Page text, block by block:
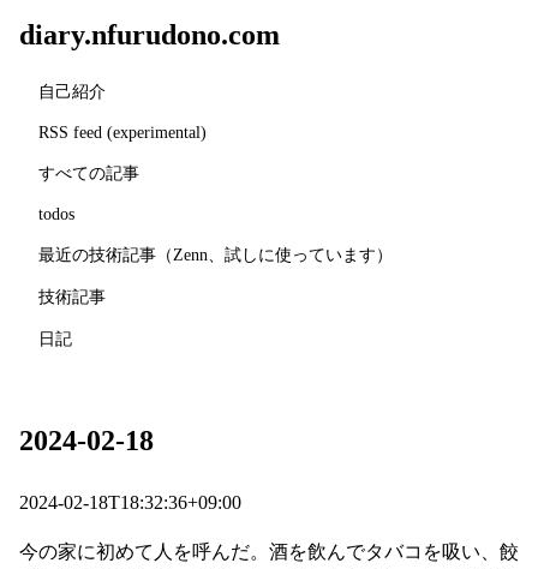
diary.nfurudono.com
自己紹介
RSS feed (experimental)
すべての記事
todos
最近の技術記事（Zenn、試しに使っています）
技術記事
日記
2024-02-18
2024-02-18T18:32:36+09:00
今の家に初めて人を呼んだ。酒を飲んでタバコを吸い、餃